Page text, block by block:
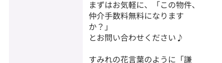
まずはお気軽に、「この物件、
仲介手数料無料になります
か？」
とお問い合わせください♪
すみれの花言葉のように「謙